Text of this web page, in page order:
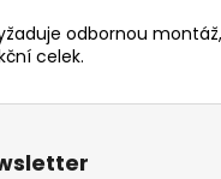
odbornou
celek.